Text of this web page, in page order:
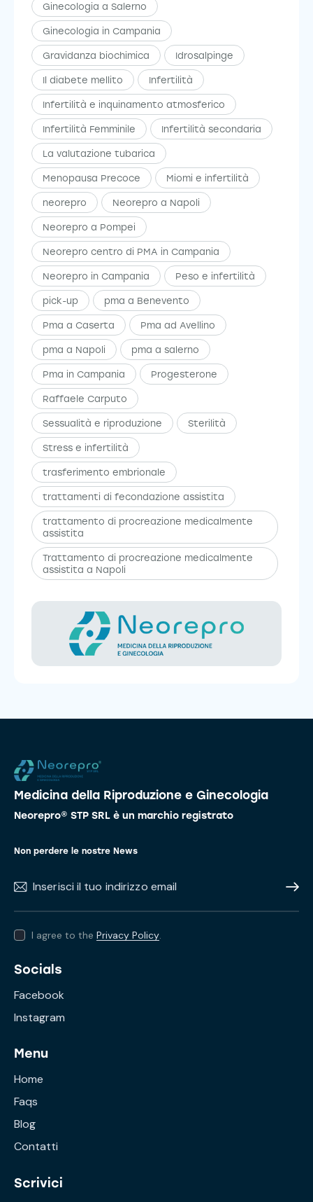
Ginecologia a Salerno
Ginecologia in Campania
Gravidanza biochimica Idrosalpinge
Il diabete mellito Infertilità
Infertilità e inquinamento atmosferico
Infertilità Femminile Infertilità secondaria
La valutazione tubarica
Menopausa Precoce Miomi e infertilità
neorepro Neorepro a Napoli
Neorepro a Pompei
Neorepro centro di PMA in Campania
Neorepro in Campania Peso e infertilità
pick-up pma a Benevento
Pma a Caserta Pma ad Avellino
pma a Napoli pma a salerno
Pma in Campania Progesterone
Raffaele Carputo
Sessualità e riproduzione Sterilità
Stress e infertilità
trasferimento embrionale
trattamenti di fecondazione assistita
trattamento di procreazione medicalmente
assistita
Trattamento di procreazione medicalmente
assistita a Napoli
Medicina della Riproduzione e Ginecologia
Neorepro® STP SRL è un marchio registrato
Non perdere le nostre News
I agree to the Privacy Policy
Socials
Facebook
Instagram
Menu
Home
Faqs
Blog
Contatti
Scrivici